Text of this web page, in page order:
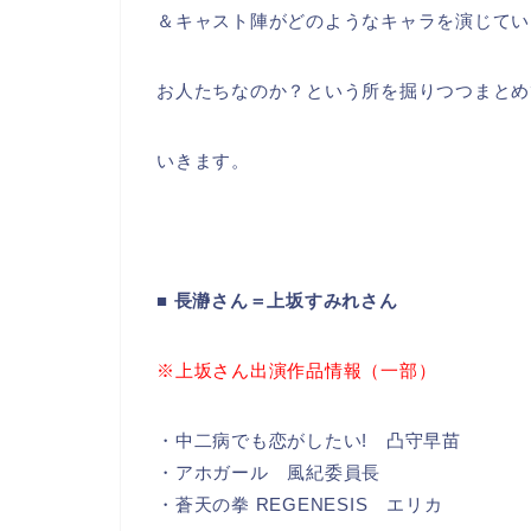
＆キャスト陣がどのようなキャラを演じて
お人たちなのか？という所を掘りつつまと
いきます。
■ 長瀞さん＝上坂すみれさん
※上坂さん出演作品情報（一部）
・中二病でも恋がしたい! 凸守早苗
・アホガール 風紀委員長
・蒼天の拳 REGENESIS エリカ